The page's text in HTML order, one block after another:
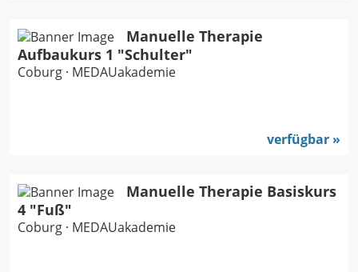
Manuelle Therapie
Aufbaukurs 1 "Schulter"
Coburg · MEDAUakademie
verfügbar
Manuelle Therapie Basiskurs
4 "Fuß"
Coburg · MEDAUakademie